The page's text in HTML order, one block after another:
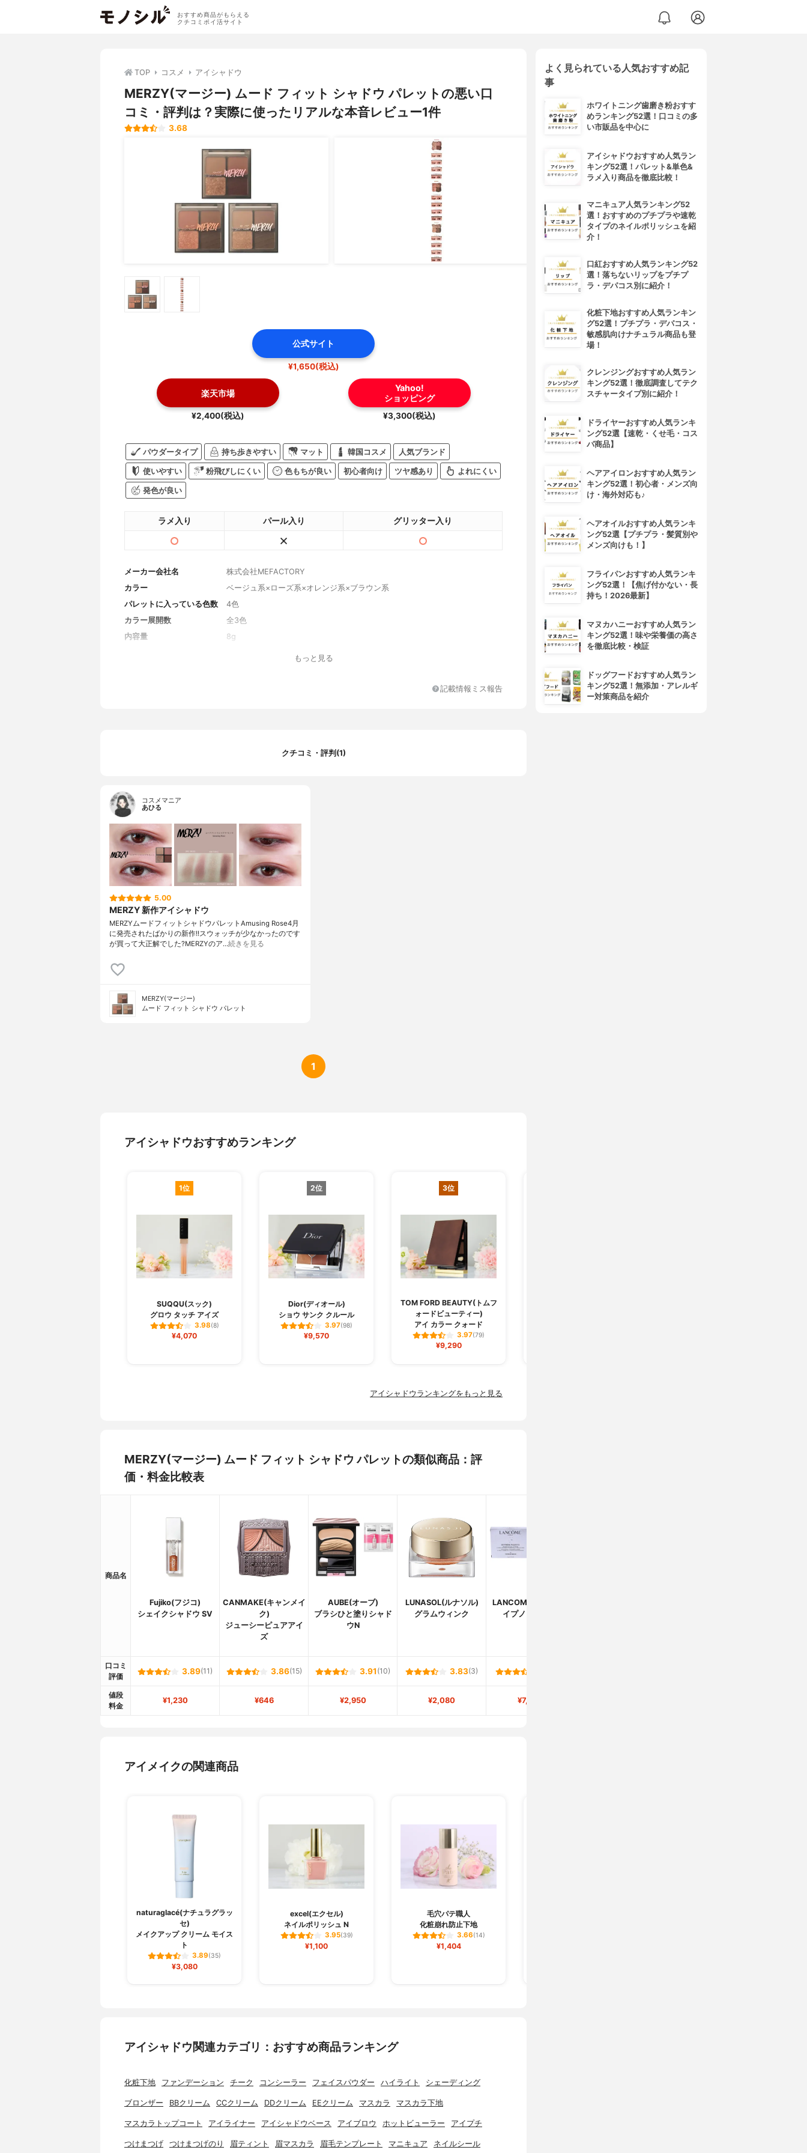
おすすめ商品がもらえる
クチコミポイ活サイト
TOP コスメ アイシャドウ
MERZY(マージー) ムード フィット シャドウ パレットの悪い口
コミ・評判は？実際に使ったリアルな本音レビュー1件
3.68
公式サイト
¥1,650(税込)
楽天市場
¥2,400(税込)
Yahoo!
ショッピング
¥3,300(税込)
パウダータイプ 持ち歩きやすい マット 韓国コスメ 人気ブランド
使いやすい 粉飛びしにくい 色もちが良い 初心者向け ツヤ感あり よれにくい
発色が良い
ラメ入り パール入り グリッター入り
メーカー会社名
株式会社MEFACTORY
カラー
ベージュ系×ローズ系×オレンジ系×ブラウン系
パレットに入っている色数
4色
カラー展開数
全3色
内容量
8g
もっと見る
記載情報ミス報告
クチコミ・評判(1)
コスメマニア
あひる
5.00
MERZY 新作アイシャドウ
MERZYムードフィットシャドウパレットAmusing Rose4月
に発売されたばかりの新作!!スウォッチが少なかったのです
が買って大正解でした?MERZYのア…続きを見る
MERZY(マージー)
ムード フィット シャドウ パレット
1
アイシャドウおすすめランキング
1位
SUQQU(スック)
グロウ タッチ アイズ
3.98(8)
¥4,070
2位
Dior(ディオール)
ショウ サンク クルール
3.97(98)
¥9,570
3位
TOM FORD BEAUTY(トムフ
ォードビューティー)
アイ カラー クォード
3.97(79)
¥9,290
アイシャドウランキングをもっと見る
MERZY(マージー) ムード フィット シャドウ パレットの類似商品：評
価・料金比較表
商品名
Fujiko(フジコ)
シェイクシャドウ SV
CANMAKE(キャンメイ
ク)
ジューシーピュアアイ
ズ
AUBE(オーブ)
ブラシひと塗りシャド
ウN
LUNASOL(ルナソル)
グラムウィンク
LANCOME(ランコム)
イプノ パレット
口コミ
評価
3.89(11) 3.86(15) 3.91 (10) 3.83(3)
値段
料金
¥1,230 ¥646 ¥2,950 ¥2,080 ¥7,480
アイメイクの関連商品
naturaglacé(ナチュラグラッ
セ)
メイクアップ クリーム モイス
ト
3.89(35)
¥3,080
excel(エクセル)
ネイルポリッシュ N
3.95(39)
¥1,100
毛穴パテ職人
化粧崩れ防止下地
3.66(14)
¥1,404
アイシャドウ関連カテゴリ：おすすめ商品ランキング
化粧下地 ファンデーション チーク コンシーラー フェイスパウダー ハイライト シェーディング
ブロンザー BBクリーム CCクリーム DDクリーム EEクリーム マスカラ マスカラ下地
マスカラトップコート アイライナー アイシャドウベース アイブロウ ホットビューラー アイプチ
つけまつげ つけまつげのり 眉ティント 眉マスカラ 眉毛テンプレート マニキュア ネイルシール
よく見られている人気おすすめ記
事
ホワイトニング歯磨き粉おすす
めランキング52選！口コミの多
い市販品を中心に
アイシャドウおすすめ人気ラン
キング52選！パレット&単色&
ラメ入り商品を徹底比較！
マニキュア人気ランキング52
選！おすすめのプチプラや速乾
タイプのネイルポリッシュを紹
介！
口紅おすすめ人気ランキング52
選！落ちないリップをプチプ
ラ・デパコス別に紹介！
化粧下地おすすめ人気ランキン
グ52選！プチプラ・デパコス・
敏感肌向けナチュラル商品も登
場！
クレンジングおすすめ人気ラン
キング52選！徹底調査してテク
スチャータイプ別に紹介！
ドライヤーおすすめ人気ランキ
ング52選【速乾・くせ毛・コス
パ商品】
ヘアアイロンおすすめ人気ラン
キング52選！初心者・メンズ向
け・海外対応も♪
ヘアオイルおすすめ人気ランキ
ング52選【プチプラ・髪質別や
メンズ向けも！】
フライパンおすすめ人気ランキ
ング52選！【焦げ付かない・長
持ち！2026最新】
マヌカハニーおすすめ人気ラン
キング52選！味や栄養価の高さ
を徹底比較・検証
ドッグフードおすすめ人気ラン
キング52選！無添加・アレルギ
ー対策商品を紹介